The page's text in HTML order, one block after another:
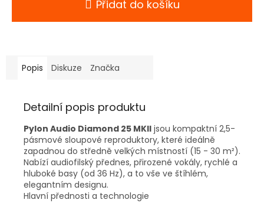
Přidat do košíku
Popis Diskuze Značka
Detailní popis produktu
Pylon Audio Diamond 25 MKII jsou kompaktní 2,5-
pásmové sloupové reproduktory, které ideálně
zapadnou do středně velkých místností (15 - 30 m²).
Nabízí audiofilský přednes, přirozené vokály, rychlé a
hluboké basy (od 36 Hz), a to vše ve štíhlém,
elegantním designu.
Hlavní přednosti a technologie